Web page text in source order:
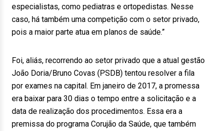
especialistas, como pediatras e ortopedistas. Nesse
caso, há também uma competição com o setor privado,
pois a maior parte atua em planos de saúde.”
Foi, aliás, recorrendo ao setor privado que a atual gestão
João Doria/Bruno Covas (PSDB) tentou resolver a fila
por exames na capital. Em janeiro de 2017, a promessa
era baixar para 30 dias o tempo entre a solicitação e a
data de realização dos procedimentos. Essa era a
premissa do programa Corujão da Saúde, que também